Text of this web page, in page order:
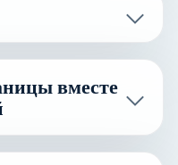
вместе